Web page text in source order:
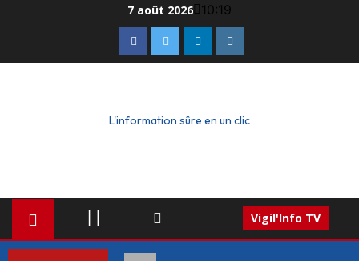
7 août 2026 10:19
L'information sûre en un clic
Vigil'Info TV